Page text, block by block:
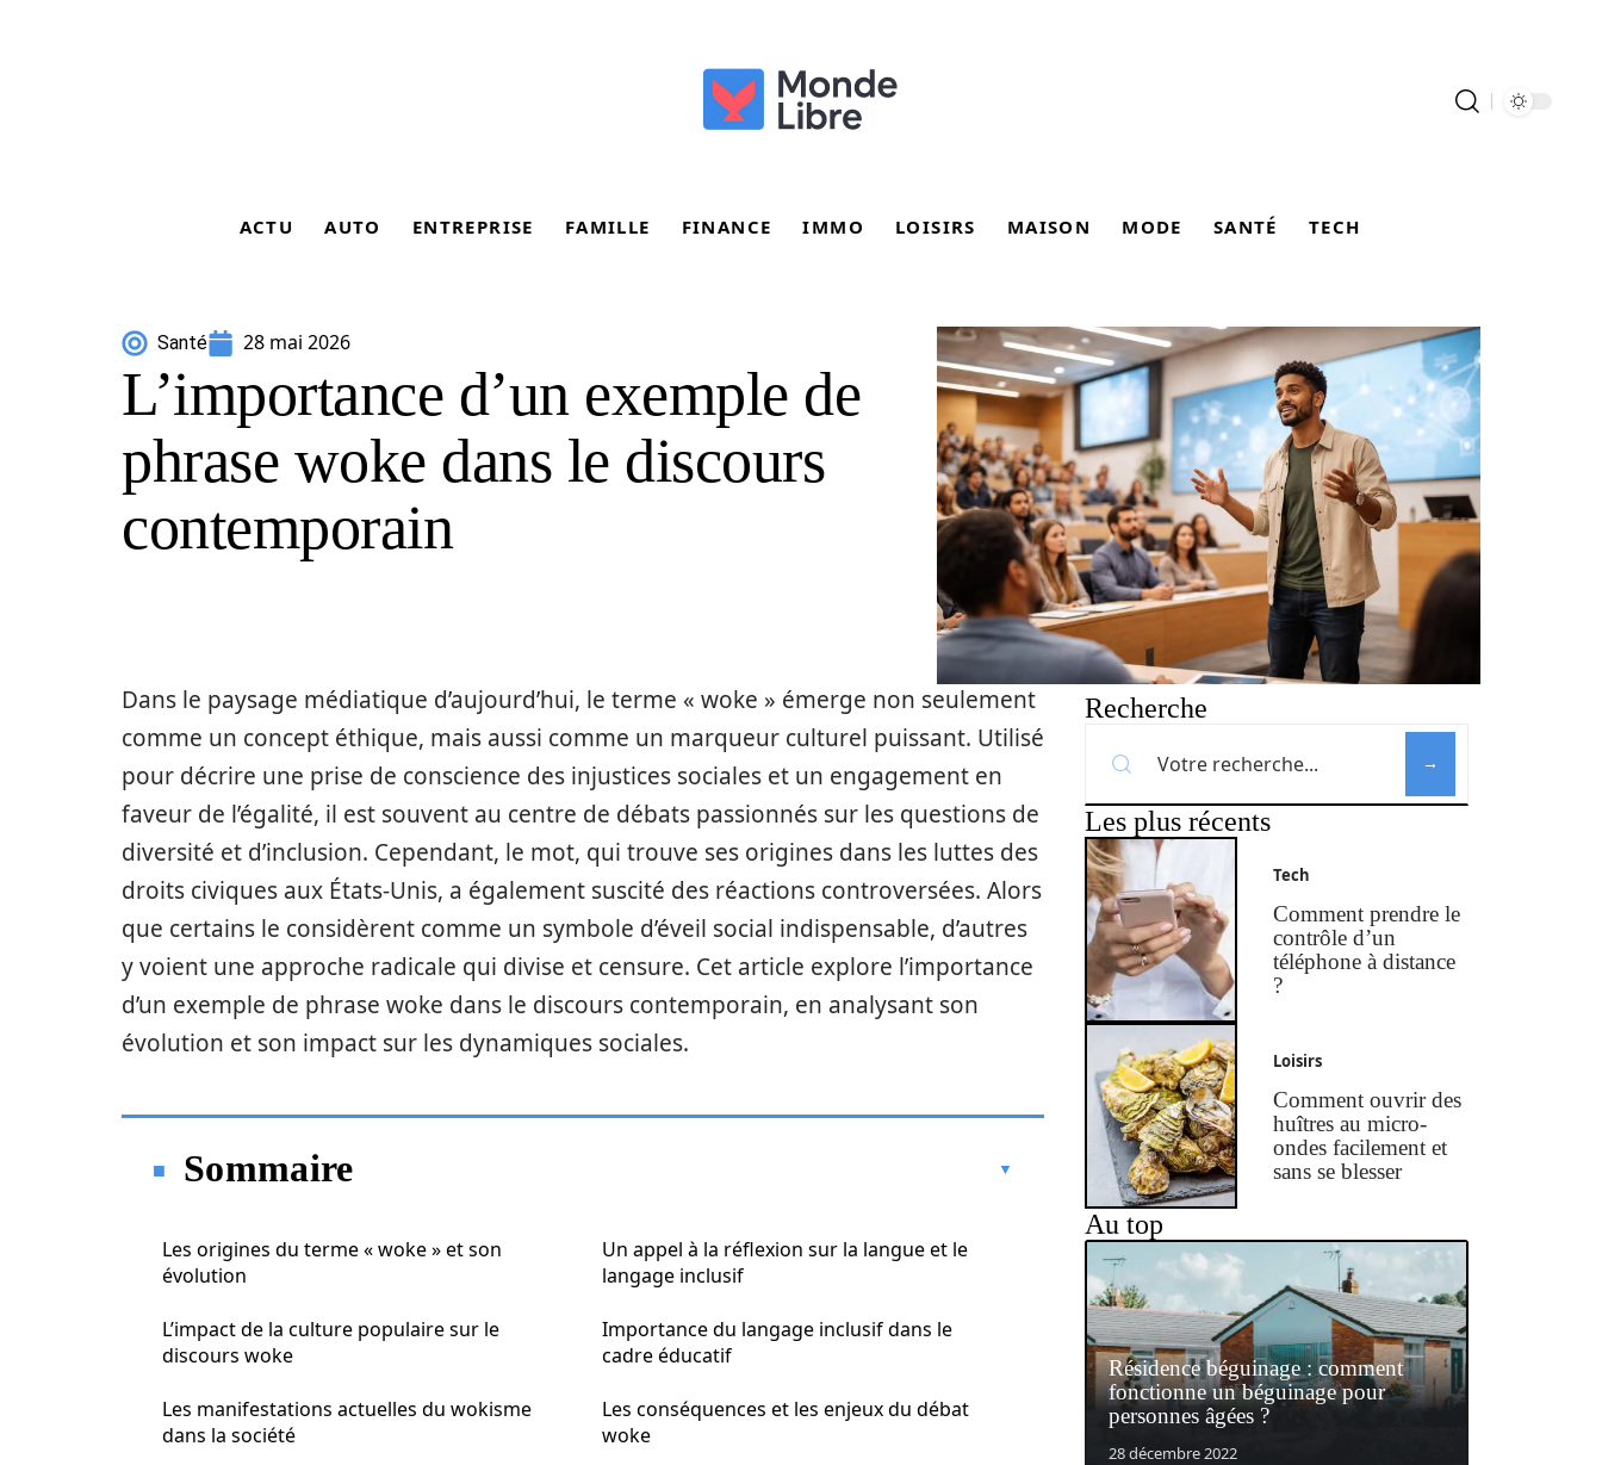
ACTU AUTO ENTREPRISE FAMILLE FINANCE IMMO LOISIRS MAISON MODE SANTÉ TECH
Santé 28 mai 2026
L’importance d’un exemple de
phrase woke dans le discours
contemporain
Dans le paysage médiatique d’aujourd’hui, le terme « woke » émerge non seulement
comme un concept éthique, mais aussi comme un marqueur culturel puissant. Utilisé
pour décrire une prise de conscience des injustices sociales et un engagement en
faveur de l’égalité, il est souvent au centre de débats passionnés sur les questions de
diversité et d’inclusion. Cependant, le mot, qui trouve ses origines dans les luttes des
droits civiques aux États-Unis, a également suscité des réactions controversées. Alors
que certains le considèrent comme un symbole d’éveil social indispensable, d’autres
y voient une approche radicale qui divise et censure. Cet article explore l’importance
d’un exemple de phrase woke dans le discours contemporain, en analysant son
évolution et son impact sur les dynamiques sociales.
Sommaire
Les origines du terme « woke » et son
évolution
L’impact de la culture populaire sur le
discours woke
Les manifestations actuelles du wokisme
dans la société
Un appel à la réflexion sur la langue et le
langage inclusif
Importance du langage inclusif dans le
cadre éducatif
Les conséquences et les enjeux du débat
woke
Recherche
Les plus récents
Tech
Comment prendre le
contrôle d’un
téléphone à distance
?
Loisirs
Comment ouvrir des
huîtres au micro-
ondes facilement et
sans se blesser
Au top
Résidence béguinage : comment
fonctionne un béguinage pour
personnes âgées ?
28 décembre 2022